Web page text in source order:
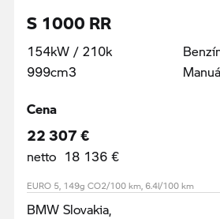
S 1000 RR
154kW / 210k
999cm3
Cena
22 307 €
netto 18 136 €
EURO 5, 149g CO2/100 km, 6.4l/100 km
BMW Slovakia,